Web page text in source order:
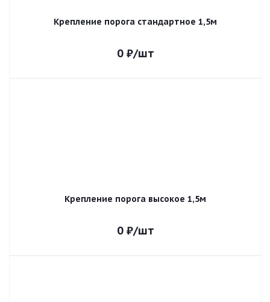
Крепление порога стандартное 1,5м
0₽/шт
Крепление порога высокое 1,5м
0₽/шт